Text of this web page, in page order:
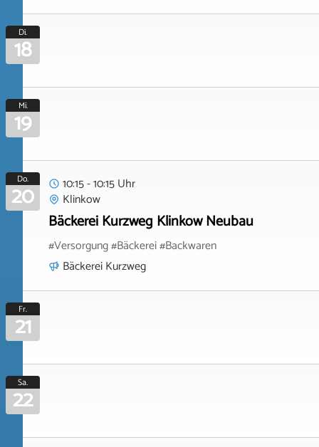
Di.
18
Mi.
19
Do.
20
10:15 - 10:15 Uhr
Klinkow
Bäckerei Kurzweg Klinkow Neubau
#Versorgung #Bäckerei #Backwaren
Bäckerei Kurzweg
Fr.
21
Sa.
22